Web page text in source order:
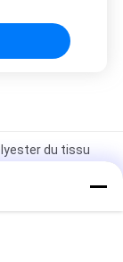
du tissu
de
de 100%